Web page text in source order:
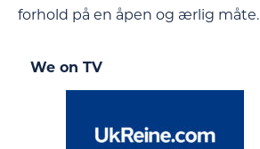
forhold på en åpen og ærlig måte.
We on TV